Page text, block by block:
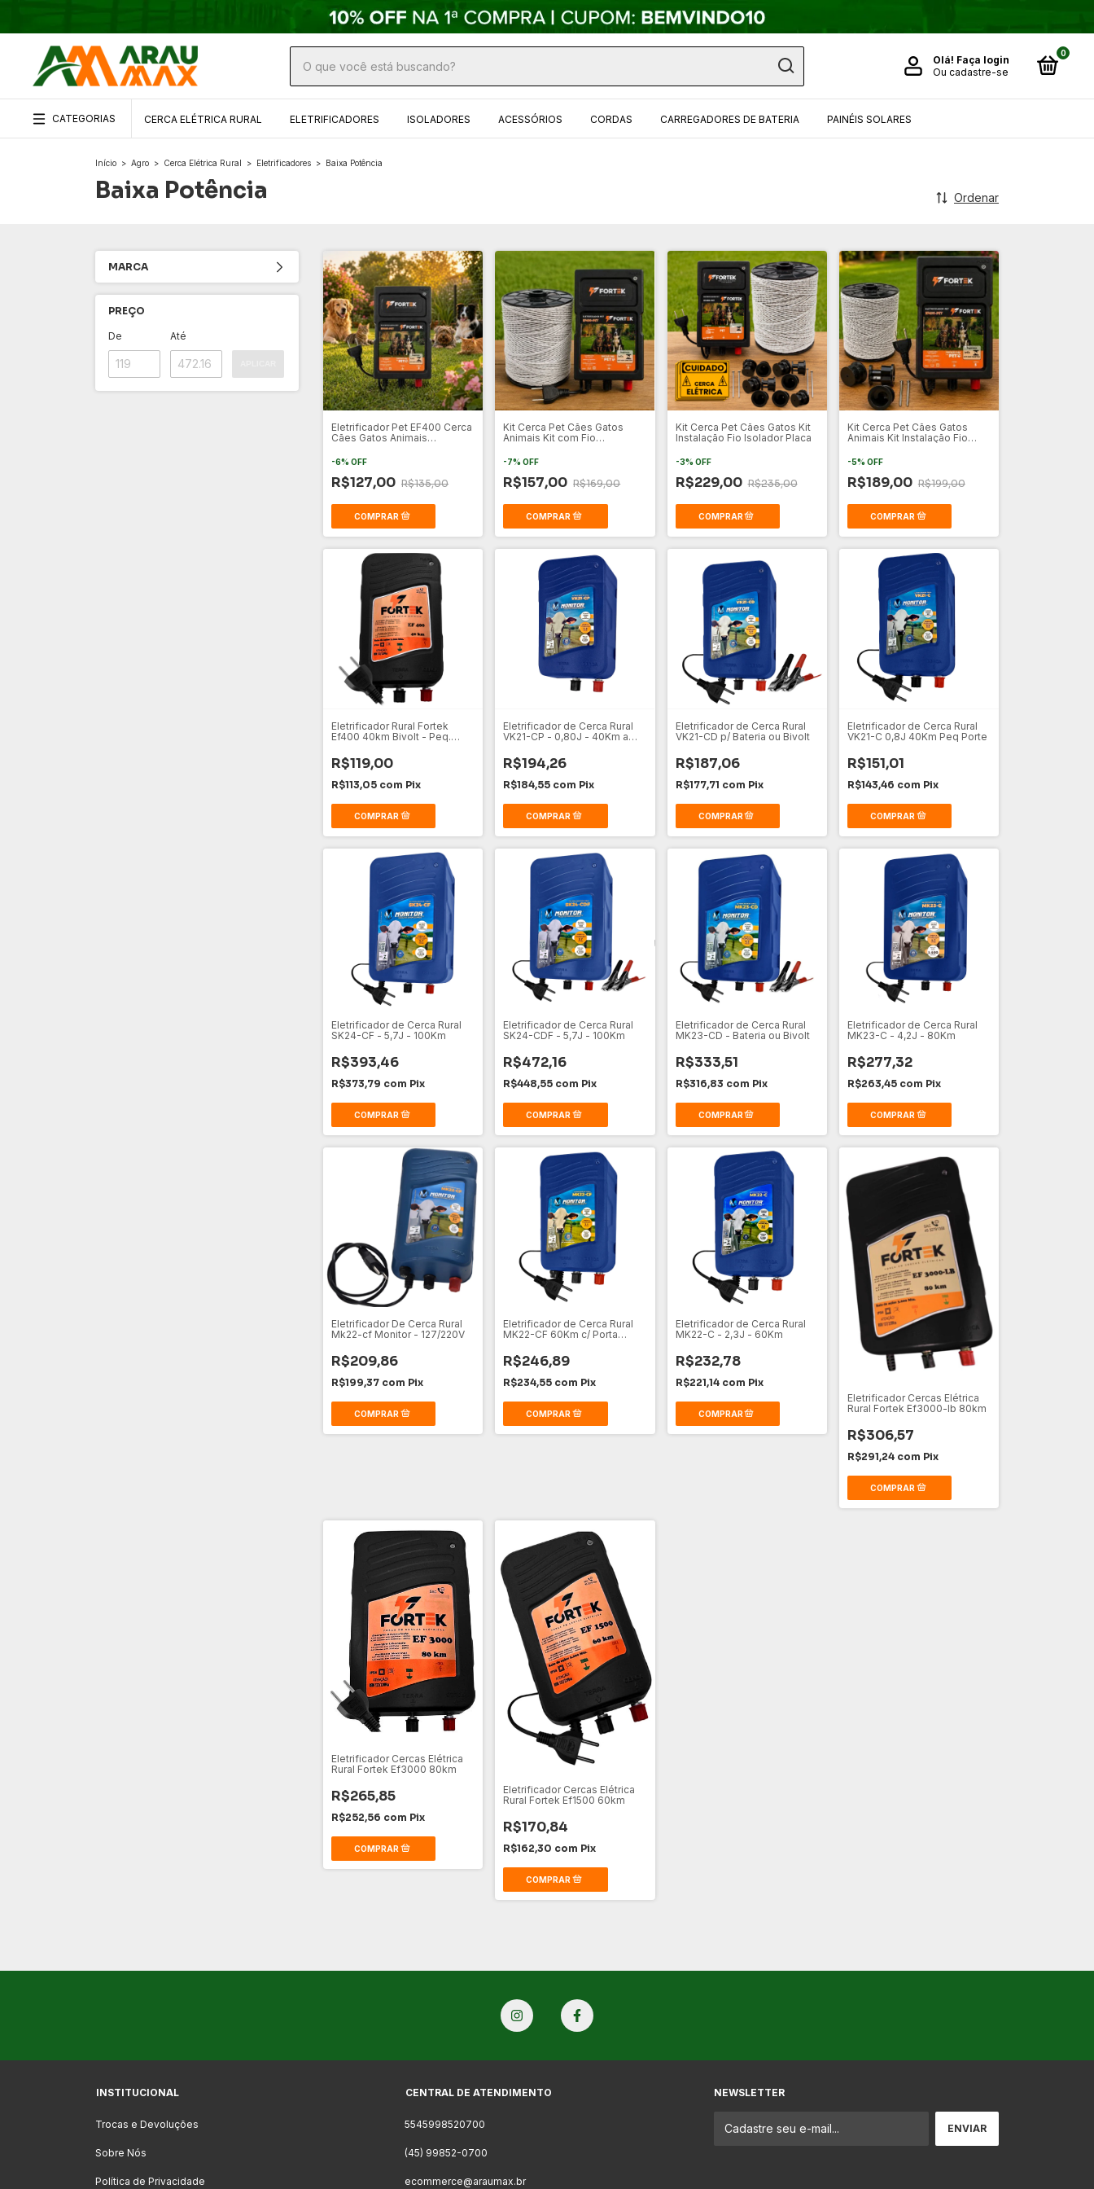
Olá! Faça login
Ou cadastre-se
0
CATEGORIAS CERCA ELÉTRICA RURAL ELETRIFICADORES ISOLADORES ACESSÓRIOS CORDAS CARREGADORES DE BATERIA PAINÉIS SOLARES
Início > Agro > Cerca Elétrica Rural > Eletrificadores > Baixa Potência
Baixa Potência Ordenar
MARCA
PREÇO
De Até
Eletrificador Pet EF400 Cerca
Cães Gatos Animais
-6% OFF
R$127,00 R$135,00
Kit Cerca Pet Cães Gatos
Animais Kit com Fio
-7%OFF
R$157,00 R$169,00
Kit Cerca Pet Cães Gatos Kit
Instalação Fio Isolador Placa
-3% OFF
R$229,00 R$235,00
Kit Cerca Pet Cães Gatos
Animais Kit Instalação Fio
-5% OFF
R$189,00 R$199,00
Eletrificador Rural Fortek
Ef400 40km Bivolt - Peq.
R$119,00
R$113,05 com Pix
Eletrificador de Cerca Rural
VK21-CP - 0,80J - 40Km a
R$194,26
R$184,55 com Pix
Eletrificador de Cerca Rural
VK21-CD p/ Bateria ou Bivolt
R$187,06
R$177,71 com Pix
Eletrificador de Cerca Rural
VK21-C 0,8J 40Km Peq Porte
R$151,01
R$143,46 com Pix
Eletrificador de Cerca Rural
SK24-CF - 5,7J - 100Km
R$393,46
R$373,79 com Pix
Eletrificador de Cerca Rural
SK24-CDF - 5,7J - 100Km
R$472,16
R$448,55 com Pix
Eletrificador de Cerca Rural
MK23-CD - Bateria ou Bivolt
R$333,51
R$316,83 com Pix
Eletrificador de Cerca Rural
MK23-C - 4,2J - 80Km
R$277,32
R$263,45 com Pix
Eletrificador De Cerca Rural
Mk22-cf Monitor - 127/220V
R$209,86
R$199,37 com Pix
Eletrificador de Cerca Rural
MK22-CF 60Km c/ Porta
R$246,89
R$234,55 com Pix
Eletrificador de Cerca Rural
MK22-C - 2,3J - 60Km
R$232,78
R$221,14 com Pix
Eletrificador Cercas Elétrica
Rural Fortek Ef3000-lb 80km
R$306,57
R$291,24 com Pix
Eletrificador Cercas Elétrica
Rural Fortek Ef3000 80km
R$265,85
R$252,56 com Pix
Eletrificador Cercas Elétrica
Rural Fortek Ef1500 60km
R$170,84
R$162,30 com Pix
INSTITUCIONAL
Trocas e Devoluções
Sobre Nós
Política de Privacidade
CENTRAL DE ATENDIMENTO
5545998520700
(45) 99852-0700
ecommerce@araumax.br
NEWSLETTER